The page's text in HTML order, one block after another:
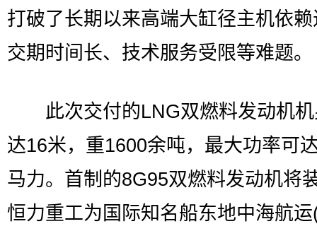
打破了长期以来高端大缸径主机依
交期时间长、技术服务受限等难题。
此次交付的LNG双燃料发动机机
达16米，重1600余吨，最大功率可
马力。首制的8G95双燃料发动机将
恒力重工为国际知名船东地中海航